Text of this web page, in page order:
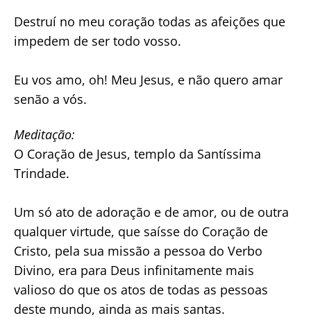
Destruí no meu coração todas as afeições que
impedem de ser todo vosso.
Eu vos amo, oh! Meu Jesus, e não quero amar
senão a vós.
Meditação:
O Coração de Jesus, templo da Santíssima
Trindade.
Um só ato de adoração e de amor, ou de outra
qualquer virtude, que saísse do Coração de
Cristo, pela sua missão a pessoa do Verbo
Divino, era para Deus infinitamente mais
valioso do que os atos de todas as pessoas
deste mundo, ainda as mais santas.